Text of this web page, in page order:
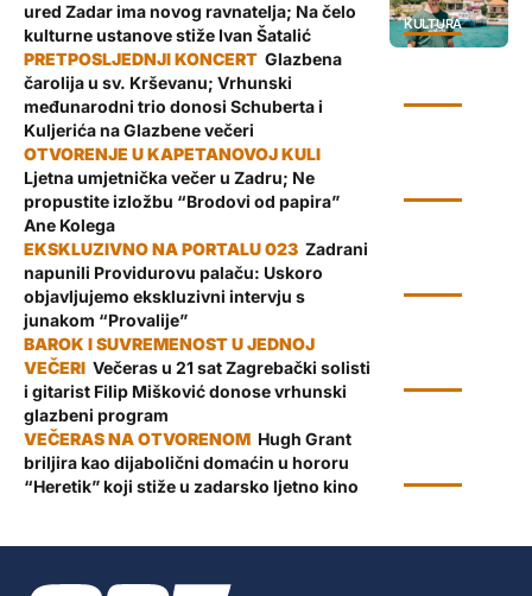
KULTURA
ured Zadar ima novog ravnatelja; Na čelo
kulturne ustanove stiže Ivan Šatalić
Glazbena
čarolija u sv. Krševanu; Vrhunski
međunarodni trio donosi Schuberta i
Kuljerića na Glazbene večeri
Ljetna umjetnička večer u Zadru; Ne
propustite izložbu “Brodovi od papira”
Ane Kolega
Zadrani
napunili Providurovu palaču: Uskoro
objavljujemo ekskluzivni intervju s
junakom “Provalije”
Večeras u 21 sat Zagrebački solisti
i gitarist Filip Mišković donose vrhunski
glazbeni program
Hugh Grant
briljira kao dijabolični domaćin u hororu
“Heretik” koji stiže u zadarsko ljetno kino